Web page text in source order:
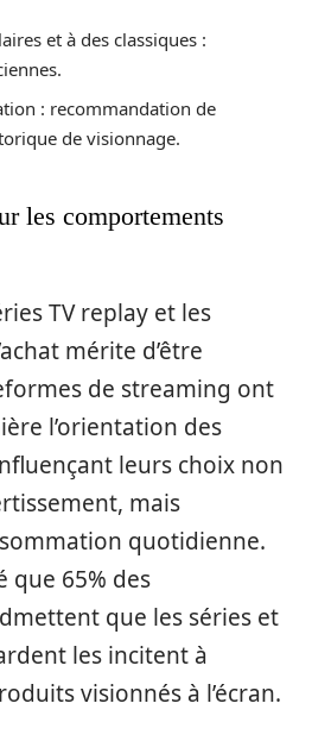
et à des classiques :
: recommandation de
de visionnage.
les comportements
TV replay et les
mérite d’être
de streaming ont
l’orientation des
leurs choix non
mais
quotidienne.
que 65% des
que les séries et
les incitent à
visionnés à l’écran.